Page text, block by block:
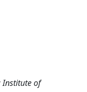
Institute of